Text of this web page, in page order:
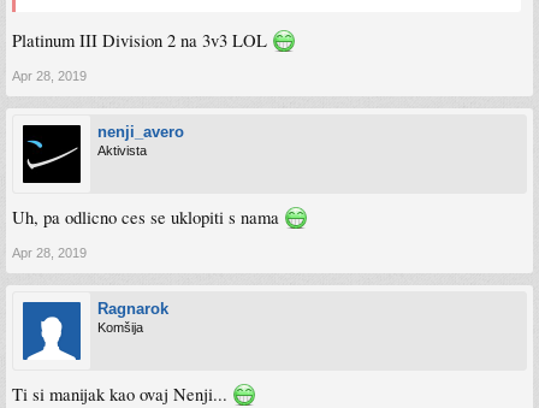
Platinum III Division 2 na 3v3 LOL
Apr 28, 2019
nenji_avero
Aktivista
Uh, pa odlicno ces se uklopiti s nama
Apr 28, 2019
Ragnarok
Komšija
Ti si manijak kao ovaj Nenji...